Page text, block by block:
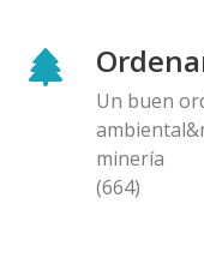
Un buen
minería
(664)